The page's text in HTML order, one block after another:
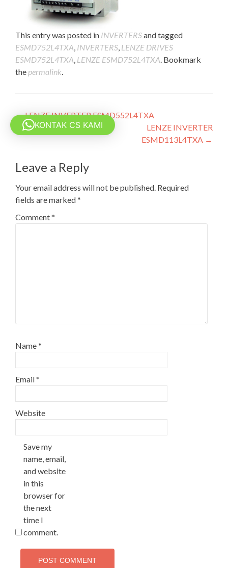
This entry was posted in INVERTERSand tagged
ESMD752L4TXA INVERTERS LENZE DRIVES
ESMD752L4TXA LENZE ESMD752L4TXA . Bookmark
the permalink
Post
navigation
←LENZE INVERTER ESMD552L4TXA
LENZE INVERTER
ESMD113L4TXA →
Leave a Reply
Your email address will not be published. Required
fields are marked*
Comment*
Name*
Email*
Website
Save my
name, email,
and website
in this
browser for
the next
time I
comment.
KONTAK CS KAMI